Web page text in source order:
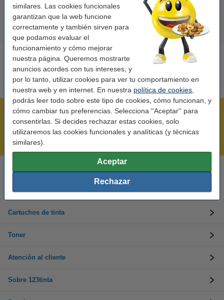
similares. Las cookies funcionales
garantizan que la web funcione
correctamente y también sirven para
que podamos evaluar el
funcionamiento y cómo mejorar
nuestra página. Queremos mostrarte
anuncios acordes con tus intereses, y
por lo tanto, utilizar cookies para ver tu comportamiento en
nuestra web y en internet. En nuestra política de cookies
podrás leer todo sobre este tipo de cookies, cómo funcionan, y
cómo cambiar tus preferencias. Selecciona ''Aceptar'' para
consentirlas. Si decides rechazar estas cookies, solo
utilizaremos las cookies funcionales y analíticas (y técnicas
similares).
Aceptar
Rechazar
Rápido y sencillo
Mejor Precio Garantizado
En días laborables de 09:00 a 20:00.
Cartuchos de tinta
Toner
Atención al cliente
Sobre 123tinta